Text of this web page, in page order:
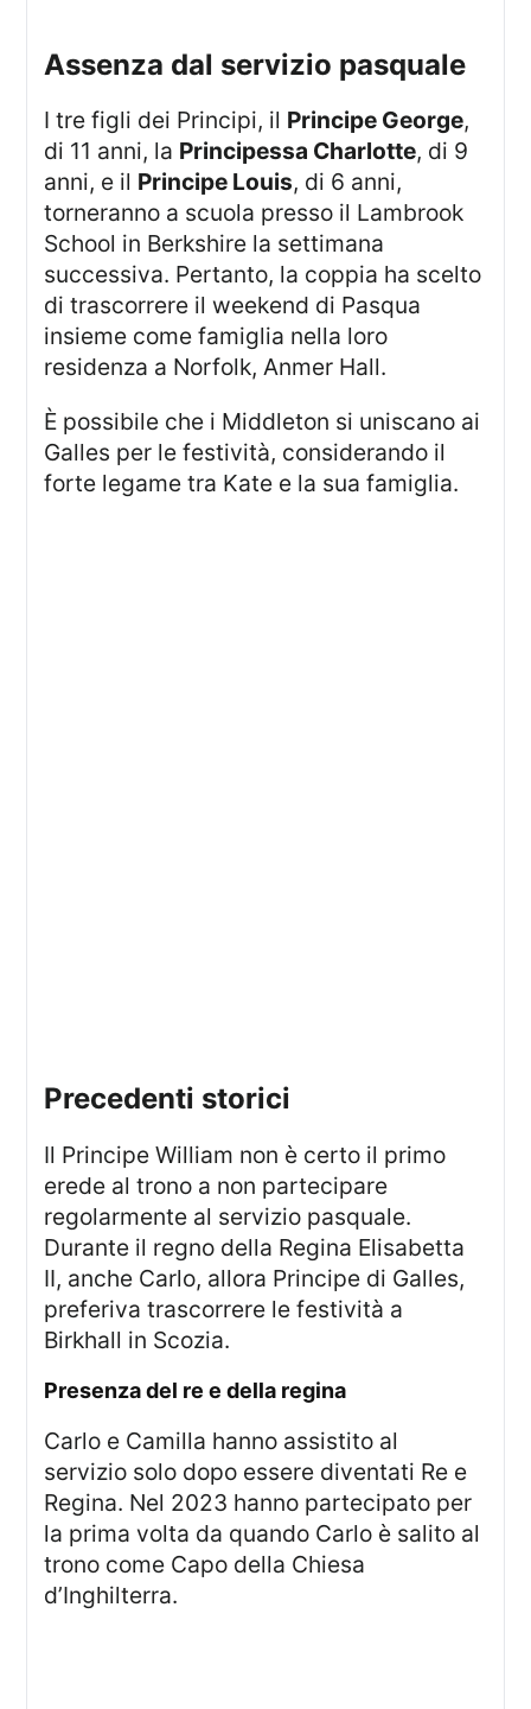
assenza dal servizio pasquale
I tre figli dei Principi, il Principe George,
di 11 anni, la Principessa Charlotte, di 9
anni, e il Principe Louis, di 6 anni,
torneranno a scuola presso il Lambrook
School in Berkshire la settimana
successiva. Pertanto, la coppia ha scelto
di trascorrere il weekend di Pasqua
insieme come famiglia nella loro
residenza a Norfolk, Anmer Hall.
È possibile che i Middleton si uniscano ai
Galles per le festività, considerando il
forte legame tra Kate e la sua famiglia.
precedenti storici
Il Principe William non è certo il primo
erede al trono a non partecipare
regolarmente al servizio pasquale.
Durante il regno della Regina Elisabetta
II, anche Carlo, allora Principe di Galles,
preferiva trascorrere le festività a
Birkhall in Scozia.
presenza del re e della regina
Carlo e Camilla hanno assistito al
servizio solo dopo essere diventati Re e
Regina. Nel 2023 hanno partecipato per
la prima volta da quando Carlo è salito al
trono come Capo della Chiesa
d’Inghilterra.